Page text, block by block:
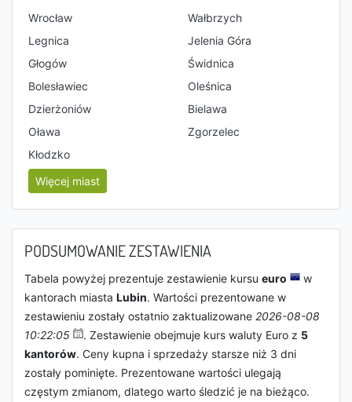
Wrocław
Wałbrzych
Legnica
Jelenia Góra
Głogów
Świdnica
Bolesławiec
Oleśnica
Dzierżoniów
Bielawa
Oława
Zgorzelec
Kłodzko
Więcej miast
PODSUMOWANIE ZESTAWIENIA
Tabela powyżej prezentuje zestawienie kursu euro
w
kantorach miasta Lubin. Wartości prezentowane w
zestawieniu zostały ostatnio zaktualizowane 2026-08-08
10:22:05
. Zestawienie obejmuje kurs waluty Euro z 5
kantorów. Ceny kupna i sprzedaży starsze niż 3 dni
zostały pominięte. Prezentowane wartości ulegają
częstym zmianom, dlatego warto śledzić je na bieżąco.